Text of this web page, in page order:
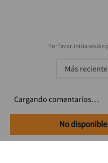
No disponible
Más reciente
Cargando comentarios…